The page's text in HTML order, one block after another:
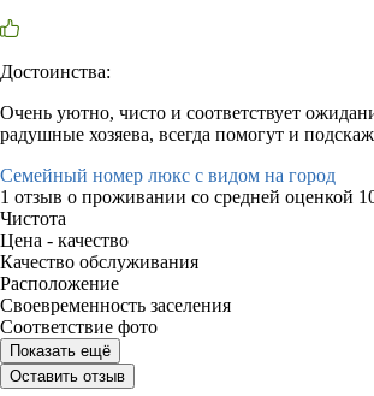
Достоинства:
Очень уютно, чисто и соответствует
радушные хозяева, всегда помогут и
Семейный номер люкс с видом на город
1 отзыв о проживании со средней оценкой
Чистота
Цена - качество
Качество обслуживания
Расположение
Своевременность заселения
Соответствие фото
Показать ещё
Оставить отзыв